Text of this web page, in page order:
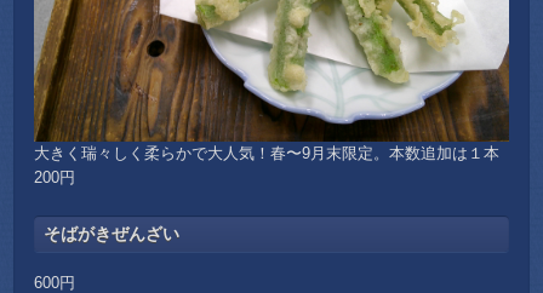
大きく瑞々しく柔らかで大人気！春〜9月末限定。本数追加は１本
200円
そばがきぜんざい
600円